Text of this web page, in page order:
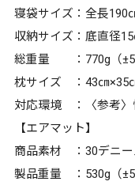
寝袋サイズ：全長190
収納サイズ：底直径
総重量 ：770g（
枕サイズ ：43㎝×35
対応環境 ：〈参考
【エアマット】
商品素材 ：30デニー
製品重量 ：530g（±5